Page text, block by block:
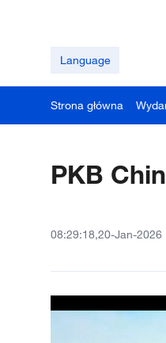
Language
Strona główna
PKB
08:29:18,20-Jan-2026